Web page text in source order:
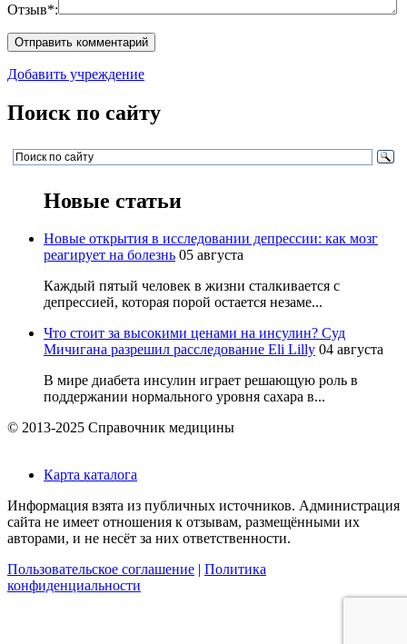
Отзыв*:
Добавить учреждение
Поиск по сайту
Новые статьи
Новые открытия в исследовании депрессии: как мозг
реагирует на болезнь 05 августа
Каждый пятый человек в жизни сталкивается с
депрессией, которая порой остается незаме...
Что стоит за высокими ценами на инсулин? Суд
Мичигана разрешил расследование Eli Lilly 04 августа
В мире диабета инсулин играет решающую роль в
поддержании нормального уровня сахара в...
© 2013-2025 Справочник медицины
Карта каталога
Информация взята из публичных источников. Администрация
сайта не имеет отношения к отзывам, размещёнными их
авторами, и не несёт за них ответственности.
Пользовательское соглашение
Политика
конфиденциальности